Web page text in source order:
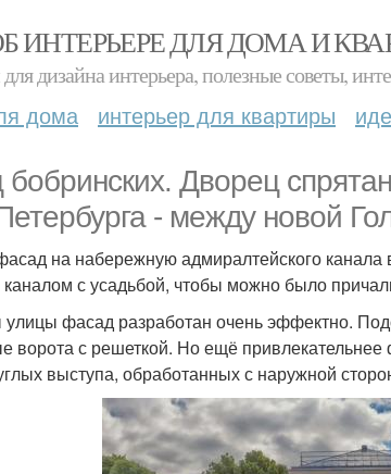
ИНТЕРЬЕРЕ ДЛЯ ДОМА И
дизайна интерьера, полезные советы,
дома интерьер для квартиры
Дворец
- между новой
на набережную адмиралтейского
с усадьбой, чтобы можно было
фасад разработан очень эффектно.
ворота с решеткой. Но ещё
выступа, обработанных с наружной